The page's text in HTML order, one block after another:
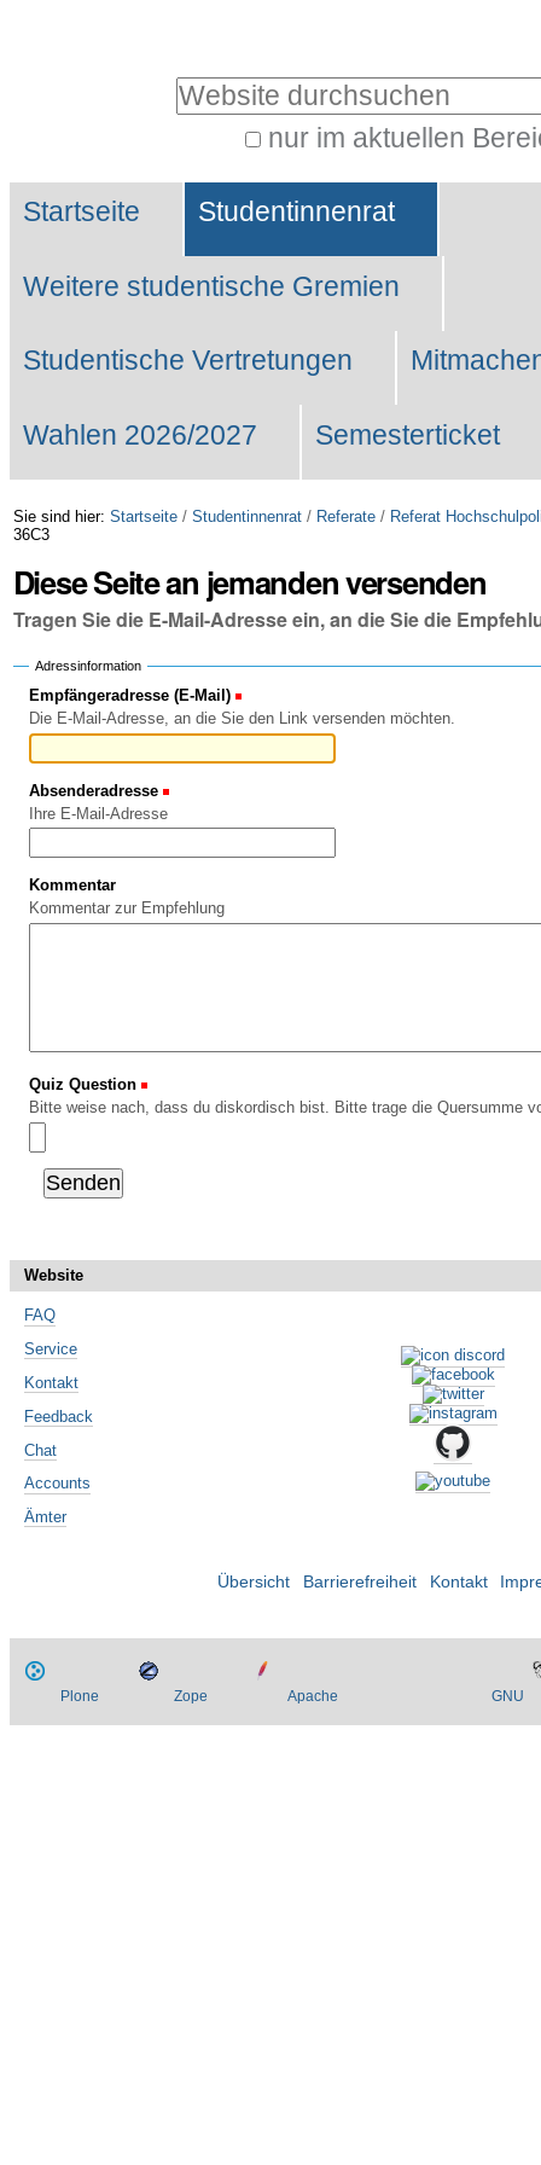
Website durchsuchen
nur im aktuellen
Suche…
Sektionen
Startseite Studentinnenrat
Weitere studentische Gremien
Studentische Vertretungen
Wahlen 2026/2027 Semesterticket
Sie sind hier: Startseite / Studentinnenrat / Referate / Referat
36C3
Diese Seite an jemanden versenden
Tragen Sie die E-Mail-Adresse ein, an die Sie die
Adressinformation
Empfängeradresse (E-Mail)
Die E-Mail-Adresse, an die Sie den Link versenden möchten.
Absenderadresse
Ihre E-Mail-Adresse
Kommentar
Kommentar zur Empfehlung
Quiz Question
Bitte weise nach, dass du diskordisch bist. Bitte trage die Quersumme
Website
FAQ
Service
Kontakt
Feedback
Chat
Accounts
Ämter
Übersicht Barrierefreiheit Kontakt
Plone Zope Apache GNU